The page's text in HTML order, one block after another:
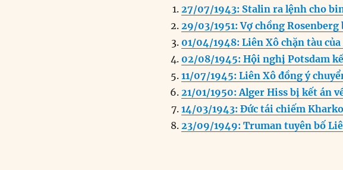
e
b
o
o
k
e
d
I
n
l
e
n
g
er
s
A
p
p
g
r
a
m
27/07/1943: Stalin ra lệnh cho
29/03/1951: Vợ chồng
01/04/1948: Liên Xô chặn tàu
02/08/1945: Hội nghị Potsdam
11/07/1945: Liên Xô đồng ý
21/01/1950: Alger Hiss bị kết án
14/03/1943: Đức tái chiếm
23/09/1949: Truman tuyên bố